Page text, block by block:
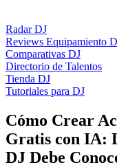
Radar DJ
Reviews Equipamiento
Comparativas DJ
Directorio de Talentos
Tienda DJ
Tutoriales para DJ
Cómo Crear
Gratis con IA:
DJ Debe